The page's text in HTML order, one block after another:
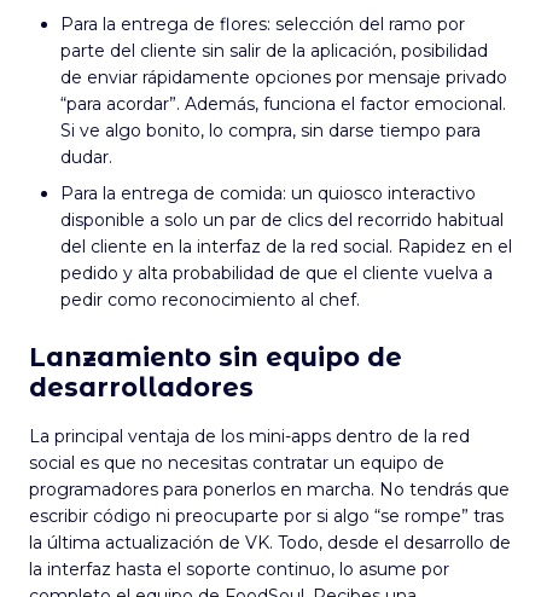
Para la entrega de flores: selección del ramo por
parte del cliente sin salir de la aplicación, posibilidad
de enviar rápidamente opciones por mensaje privado
“para acordar”. Además, funciona el factor emocional.
Si ve algo bonito, lo compra, sin darse tiempo para
dudar.
Para la entrega de comida: un quiosco interactivo
disponible a solo un par de clics del recorrido habitual
del cliente en la interfaz de la red social. Rapidez en el
pedido y alta probabilidad de que el cliente vuelva a
pedir como reconocimiento al chef.
Lanzamiento sin equipo de
desarrolladores
La principal ventaja de los mini-apps dentro de la red
social es que no necesitas contratar un equipo de
programadores para ponerlos en marcha. No tendrás que
escribir código ni preocuparte por si algo “se rompe” tras
la última actualización de VK. Todo, desde el desarrollo de
la interfaz hasta el soporte continuo, lo asume por